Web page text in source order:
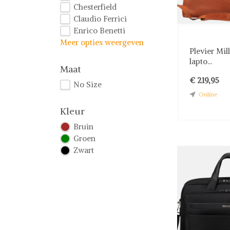
Chesterfield
Claudio Ferrici
Enrico Benetti
Meer opties weergeven
Maat
No Size
Kleur
Bruin
Groen
Zwart
Plevier
lapto...
€ 219,95
Online